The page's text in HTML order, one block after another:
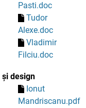
Pasti.doc
Tudor
Alexe.doc
Vladimir
Filciu.doc
design
Ionut
Mandriscanu.pdf